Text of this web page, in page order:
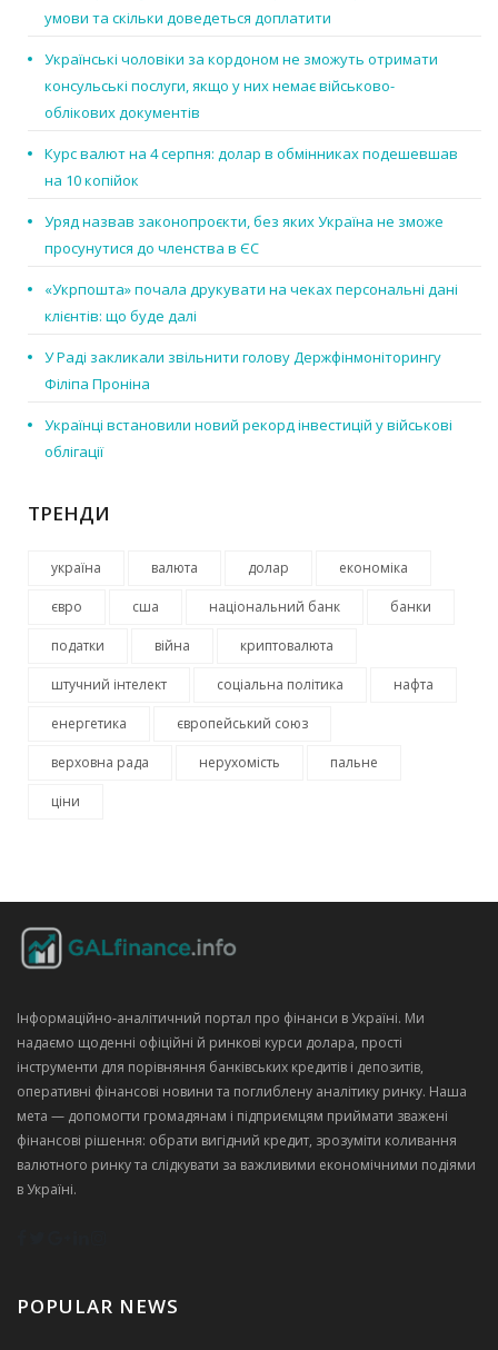
умови та скільки доведеться доплатити
Українські чоловіки за кордоном не зможуть отримати
консульські послуги, якщо у них немає військово-
облікових документів
Курс валют на 4 серпня: долар в обмінниках подешевшав
на 10 копійок
Уряд назвав законопроєкти, без яких Україна не зможе
просунутися до членства в ЄС
«Укрпошта» почала друкувати на чеках персональні дані
клієнтів: що буде далі
У Раді закликали звільнити голову Держфінмоніторингу
Філіпа Проніна
Українці встановили новий рекорд інвестицій у військові
облігації
ТРЕНДИ
україна валюта долар економіка
євро сша національний банк банки
податки війна криптовалюта
штучний інтелект соціальна політика нафта
енергетика європейський союз
верховна рада нерухомість пальне
ціни
Інформаційно‑аналітичний портал про фінанси в Україні. Ми
надаємо щоденні офіційні й ринкові курси долара, прості
інструменти для порівняння банківських кредитів і депозитів,
оперативні фінансові новини та поглиблену аналітику ринку. Наша
мета — допомогти громадянам і підприємцям приймати зважені
фінансові рішення: обрати вигідний кредит, зрозуміти коливання
валютного ринку та слідкувати за важливими економічними подіями
в Україні.
POPULAR NEWS